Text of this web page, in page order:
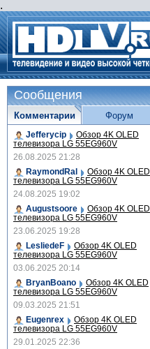
.
Сообщения
Комментарии
Jefferycip Обзор 4K OLED
телевизора LG 55EG960V
26.08.2025 21:28
RaymondRal
Обзор 4K OLED
телевизора LG 55EG960V
24.08.2025 19:02
Augustsoore
Обзор 4K OLED
телевизора LG 55EG960V
23.06.2025 19:28
LesliedeF
Обзор 4K OLED
телевизора LG 55EG960V
03.06.2025 20:14
BryanBoano
Обзор 4K OLED
телевизора LG 55EG960V
09.03.2025 21:51
Eugenrex
Обзор 4K OLED
телевизора LG 55EG960V
29.01.2025 22:36
Форум